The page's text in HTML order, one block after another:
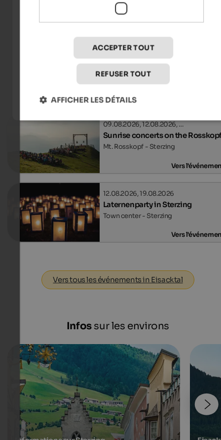
Événementsin Eisacktal
09.08.2026, 12.08.2026, …
Sunrise concerts on the
Mt. Rosskopf - Sterzing
Vers
12.08.2026, 19.08.2026
Laternenparty in Sterzing
Town center - Sterzing
Vers
Vers tous les événements in Eisacktal
Infossur les environs
ACCEPTER TOUT
REFUSER TOUT
AFFICHER LES DÉTAILS